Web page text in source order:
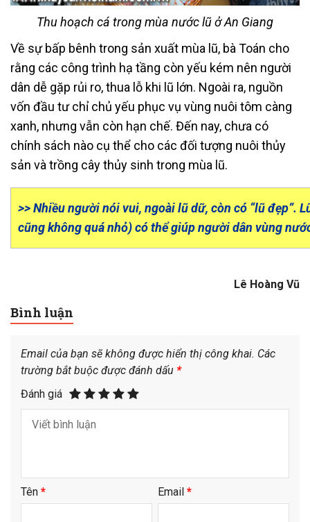
Thu hoạch cá trong mùa nước lũ ở An Giang
Về sự bấp bênh trong sản xuất mùa lũ, bà Toán cho
rằng các công trình hạ tầng còn yếu kém nên người
dân dễ gặp rủi ro, thua lỗ khi lũ lớn. Ngoài ra, nguồn
vốn đầu tư chỉ chủ yếu phục vụ vùng nuôi tôm càng
xanh, nhưng vẫn còn hạn chế. Đến nay, chưa có
chính sách nào cụ thể cho các đối tượng nuôi thủy
sản và trồng cây thủy sinh trong mùa lũ.
>> Nhiều người nói vui, ngoài lũ dữ, còn có “lũ đẹp”.
cũng không quá nhỏ) có thể giúp người dân vùng
Lê Hoàng Vũ
Bình luận
Email của bạn sẽ không được hiển thị công khai. Các
trường bắt buộc được đánh dấu *
Đánh giá
Tên * Email *